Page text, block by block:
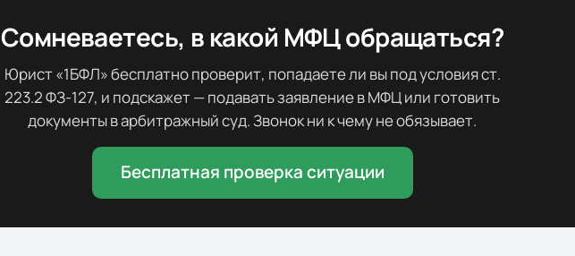
Сомневаетесь, в какой МФЦ обращаться?
Юрист «1БФЛ» бесплатно проверит, попадаете ли вы под условия ст.
223.2 ФЗ-127, и подскажет — подавать заявление в МФЦ или готовить
документы в арбитражный суд. Звонок ни к чему не обязывает.
Бесплатная проверка ситуации